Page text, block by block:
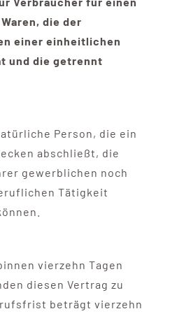
die der
einer einheitlichen
und die getrennt
Person, die ein
abschließt, die
gewerblichen noch
Tätigkeit
vierzehn Tagen
diesen Vertrag zu
beträgt vierzehn